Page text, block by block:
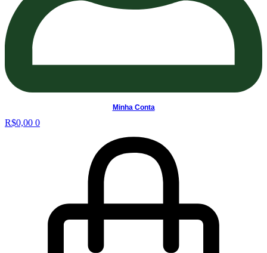
Minha Conta
R$0,00 0